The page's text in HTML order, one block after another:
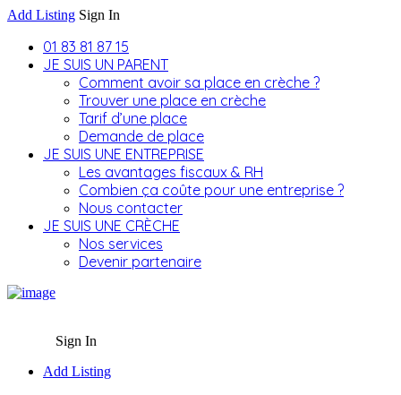
Add Listing Sign In
01 83 81 87 15
JE SUIS UN PARENT
Comment avoir sa place en crèche ?
Trouver une place en crèche
Tarif d’une place
Demande de place
JE SUIS UNE ENTREPRISE
Les avantages fiscaux & RH
Combien ça coûte pour une entreprise ?
Nous contacter
JE SUIS UNE CRÈCHE
Nos services
Devenir partenaire
Sign In
Add Listing